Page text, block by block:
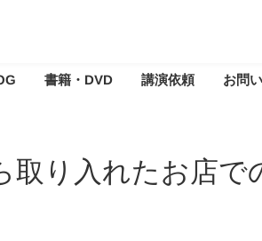
書籍・DVD 講演依頼 お問
り入れたお店で